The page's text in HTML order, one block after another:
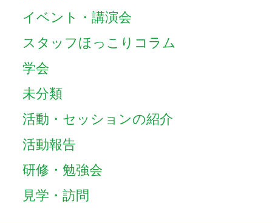
イベント・講演会
スタッフほっこりコラム
学会
未分類
活動・セッションの紹介
活動報告
研修・勉強会
見学・訪問